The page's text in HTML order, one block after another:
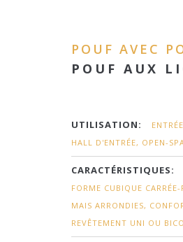
POUF AVEC
POUF AUX
UTILISATION:
HALL D'ENTRÉE, OPEN-
CARACTÉRISTIQUES:
FORME CUBIQUE
MAIS ARRONDIES,
REVÊTEMENT UNI OU